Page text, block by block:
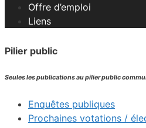
Offre d’emploi
Liens
Pilier public
Seules les publications au pilier public
Enquêtes publiques
Prochaines votations /